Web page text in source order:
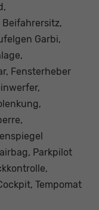
Garbi,
Fensterheber
Parkpilot
Tempomat